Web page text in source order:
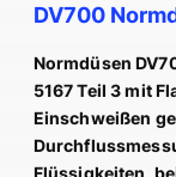
DV700
Normdüsen
5167 Teil 3 mit
Einschweißen